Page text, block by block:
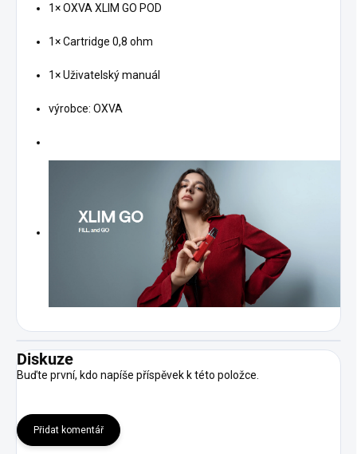
1× OXVA XLIM GO POD
1× Cartridge 0,8 ohm
1× Uživatelský manuál
výrobce: OXVA
Diskuze
Buďte první, kdo napíše příspěvek k této položce.
Přidat komentář